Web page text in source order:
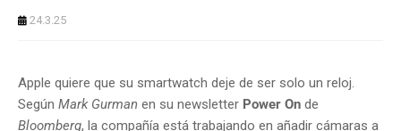
24.3.25
Apple quiere que su smartwatch deje de ser solo un reloj.
Según Mark Gurman en su newsletter Power On de
Bloomberg, la compañía está trabajando en añadir cámaras a